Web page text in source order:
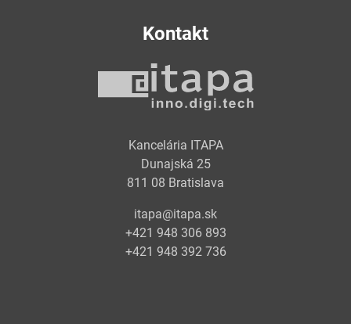
Kontakt
Kancelária ITAPA
Dunajská 25
811 08 Bratislava
itapa@itapa.sk
+421 948 306 893
+421 948 392 736